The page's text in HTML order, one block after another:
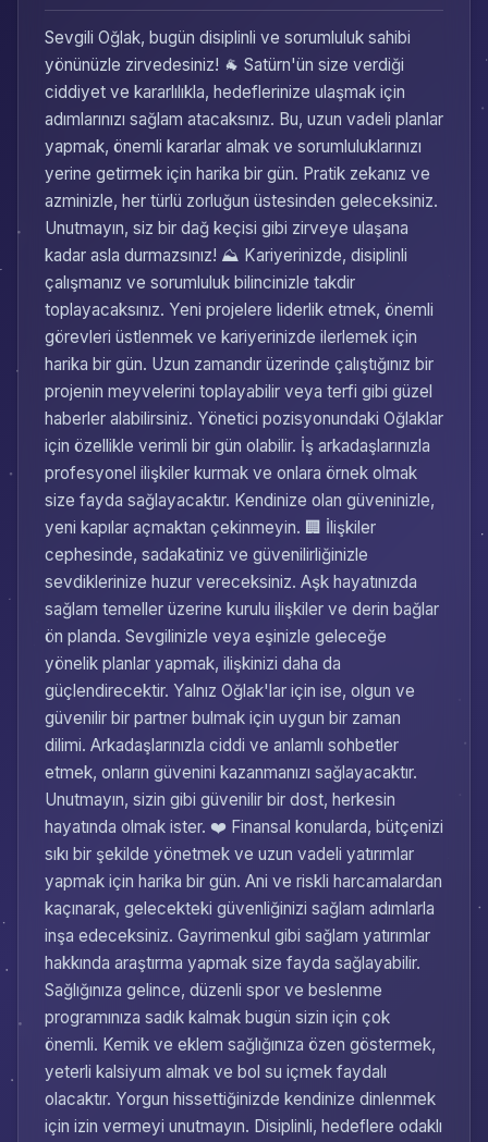
Sevgili Oğlak, bugün disiplinli ve sorumluluk sahibi
yönünüzle zirvedesiniz! 🐐 Satürn'ün size verdiği
ciddiyet ve kararlılıkla, hedeflerinize ulaşmak için
adımlarınızı sağlam atacaksınız. Bu, uzun vadeli planlar
yapmak, önemli kararlar almak ve sorumluluklarınızı
yerine getirmek için harika bir gün. Pratik zekanız ve
azminizle, her türlü zorluğun üstesinden geleceksiniz.
Unutmayın, siz bir dağ keçisi gibi zirveye ulaşana
kadar asla durmazsınız! ⛰️ Kariyerinizde, disiplinli
çalışmanız ve sorumluluk bilincinizle takdir
toplayacaksınız. Yeni projelere liderlik etmek, önemli
görevleri üstlenmek ve kariyerinizde ilerlemek için
harika bir gün. Uzun zamandır üzerinde çalıştığınız bir
projenin meyvelerini toplayabilir veya terfi gibi güzel
haberler alabilirsiniz. Yönetici pozisyonundaki Oğlaklar
için özellikle verimli bir gün olabilir. İş arkadaşlarınızla
profesyonel ilişkiler kurmak ve onlara örnek olmak
size fayda sağlayacaktır. Kendinize olan güveninizle,
yeni kapılar açmaktan çekinmeyin. 🏢 İlişkiler
cephesinde, sadakatiniz ve güvenilirliğinizle
sevdiklerinize huzur vereceksiniz. Aşk hayatınızda
sağlam temeller üzerine kurulu ilişkiler ve derin bağlar
ön planda. Sevgilinizle veya eşinizle geleceğe
yönelik planlar yapmak, ilişkinizi daha da
güçlendirecektir. Yalnız Oğlak'lar için ise, olgun ve
güvenilir bir partner bulmak için uygun bir zaman
dilimi. Arkadaşlarınızla ciddi ve anlamlı sohbetler
etmek, onların güvenini kazanmanızı sağlayacaktır.
Unutmayın, sizin gibi güvenilir bir dost, herkesin
hayatında olmak ister. ❤️ Finansal konularda, bütçenizi
sıkı bir şekilde yönetmek ve uzun vadeli yatırımlar
yapmak için harika bir gün. Ani ve riskli harcamalardan
kaçınarak, gelecekteki güvenliğinizi sağlam adımlarla
inşa edeceksiniz. Gayrimenkul gibi sağlam yatırımlar
hakkında araştırma yapmak size fayda sağlayabilir.
Sağlığınıza gelince, düzenli spor ve beslenme
programınıza sadık kalmak bugün sizin için çok
önemli. Kemik ve eklem sağlığınıza özen göstermek,
yeterli kalsiyum almak ve bol su içmek faydalı
olacaktır. Yorgun hissettiğinizde kendinize dinlenmek
için izin vermeyi unutmayın. Disiplinli, hedeflere odaklı